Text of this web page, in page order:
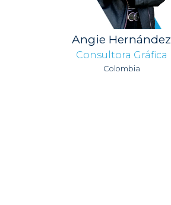
Angie Hernández
Consultora Gráfica
Colombia